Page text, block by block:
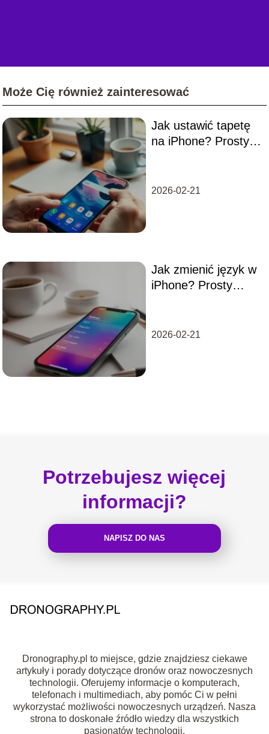
Może Cię również zainteresować
Jak ustawić tapetę
na iPhone? Prosty
2026-02-21
Jak zmienić język w
iPhone? Prosty
2026-02-21
Potrzebujesz więcej
informacji?
NAPISZ DO NAS
Dronography.pl to miejsce, gdzie znajdziesz ciekawe
artykuły i porady dotyczące dronów oraz nowoczesnych
technologii. Oferujemy informacje o komputerach,
telefonach i multimediach, aby pomóc Ci w pełni
wykorzystać możliwości nowoczesnych urządzeń. Nasza
strona to doskonałe źródło wiedzy dla wszystkich
pasjonatów technologii.